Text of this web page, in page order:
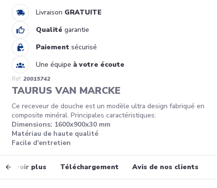
Livraison GRATUITE
Qualité garantie
Paiement sécurisé
Une équipe à votre écoute
Réf: 20015742
TAURUS VAN MARCKE
Ce receveur de douche est un modèle ultra design fabriqué en
composite minéral. Principales caractéristiques:
Dimensions: 1600x900x30 mm
Matériau de haute qualité
Facile d'entretien
savoir plus Téléchargement Avis de nos clients